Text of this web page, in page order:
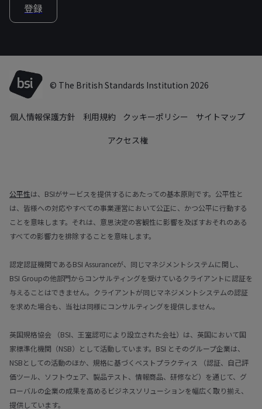
登録
© The British Standards Institution 2026
個人情報保護方針 利用規約 クッキーポリシー
サイトマップ
アクセス権
公平性は、BSIがサービスを提供するにあたっての基本原則です。公平性と
は、皆様への対応やすべての事業運営において公正に、かつ公平に行動する
ことを意味します。それは、意思決定の客観性に影響を及ぼすおそれのある
すべての影響力を排除することを意味します。
認定認証機関であるBSI Assuranceが、同じマネジメントシステムに関し、
BSI Groupの他部門からコンサルティングを受けているクライアントに認証を
与えることはできません。クライアントが同じマネジメントシステムの認証
を求めた場合も、当社は同様にコンサルティングを提供しません。
英国規格協会 （BSI、王室認可により設立された会社）は、英国において国
家標準化機関（NSB）として活動しています。BSI とそのグループ企業は、
NSBとしての活動のほか、規格に基づくベストプラクティス （認証、自己評
価ツール、ソフトウェア、製品テスト、情報商品、研修など）を通じて、グ
ローバルの企業の成果を高めるビジネスソリューションを幅広く取り揃え、
提供しています。